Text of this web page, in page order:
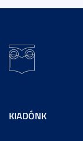
KIADÓNK